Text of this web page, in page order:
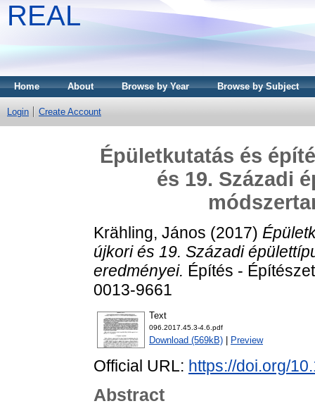
REAL
Home About Browse by Year Browse by Subject
Login Create Account
Épületkutatás és
és 19. Századi
Krähling, János (2017)
újkori és 19. Századi
eredményei. Építés -
0013-9661
Text
096.2017.45.3-4.6.pdf
Download (569kB) Preview
Official URL: https://doi.org/
Abstract